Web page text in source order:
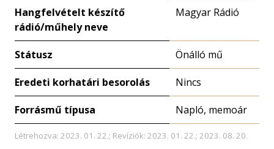
Hangfelvételt készítő
rádió/műhely neve
Magyar Rádió
Státusz Önálló mű
Eredeti korhatári besorolás Nincs
Forrásmű típusa Napló, memoár
Létrehozva: 2023. 01. 22.; Revíziók: 2023. 01. 22.; 2023. 08. 20.